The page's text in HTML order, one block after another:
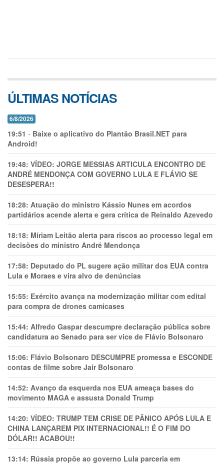
ÚLTIMAS NOTÍCIAS
6/8/2026
19:51 - Baixe o aplicativo do Plantão Brasil.NET para
Android!
19:48: VÍDEO: JORGE MESSIAS ARTICULA ENCONTRO DE
ANDRÉ MENDONÇA COM GOVERNO LULA E FLÁVIO SE
DESESPERA!!
18:28: Atuação do ministro Kássio Nunes em acordos
partidários acende alerta e gera crítica de Reinaldo Azevedo
18:18: Míriam Leitão alerta para riscos ao processo legal em
decisões do ministro André Mendonça
17:58: Deputado do PL sugere ação militar dos EUA contra
Lula e Moraes e vira alvo de denúncias
15:55: Exército avança na modernização militar com edital
para compra de drones camicases
15:44: Alfredo Gaspar descumpre declaração pública sobre
candidatura ao Senado para ser vice de Flávio Bolsonaro
15:06: Flávio Bolsonaro DESCUMPRE promessa e ESCONDE
contas de filme sobre Jair Bolsonaro
14:52: Avanço da esquerda nos EUA ameaça bases do
movimento MAGA e assusta Donald Trump
14:20: VÍDEO: TRUMP TEM CRlSE DE PÂNlCO APÓS LULA E
CHINA LANÇAREM PIX INTERNACIONAL!! É O FIM DO
DÓLAR!! ACABOU!!
13:14: Rússia propõe ao governo Lula parceria em